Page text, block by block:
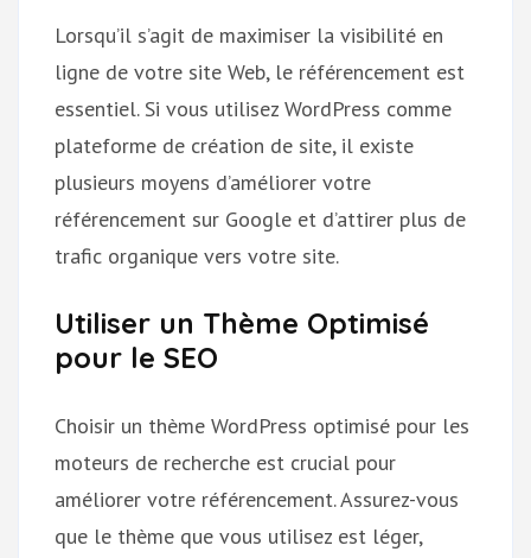
Lorsqu’il s’agit de maximiser la visibilité en
ligne de votre site Web, le référencement est
essentiel. Si vous utilisez WordPress comme
plateforme de création de site, il existe
plusieurs moyens d’améliorer votre
référencement sur Google et d’attirer plus de
trafic organique vers votre site.
Utiliser un Thème Optimisé
pour le SEO
Choisir un thème WordPress optimisé pour les
moteurs de recherche est crucial pour
améliorer votre référencement. Assurez-vous
que le thème que vous utilisez est léger,